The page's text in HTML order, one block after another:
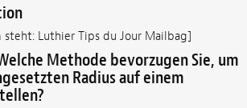
Luthier Tips du Jour Mailbag]
Methode bevorzugen Sie, um
Radius auf einem